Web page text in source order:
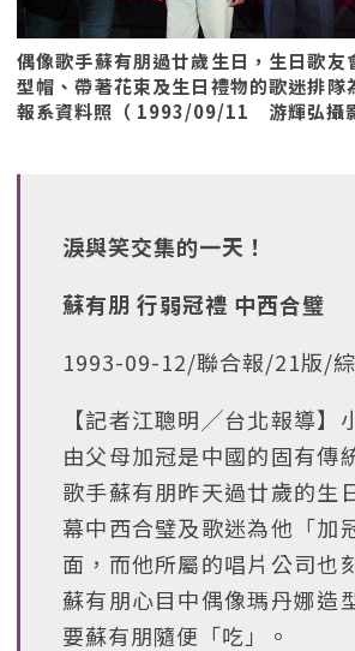
偶像歌手蘇有朋過廿歲生日，生日歌友
型帽、帶著花束及生日禮物的歌迷排隊
報系資料照（ 1993/09/11 游輝弘攝
淚與笑交集的一天！
蘇有朋 行弱冠禮 中西合璧
1993-09-12/聯合報/21版/
【記者江聰明╱台北報導】
由父母加冠是中國的固有傳
歌手蘇有朋昨天過廿歲的生
幕中西合璧及歌迷為他「加
面，而他所屬的唱片公司也
蘇有朋心目中偶像瑪丹娜造
要蘇有朋隨便「吃」。